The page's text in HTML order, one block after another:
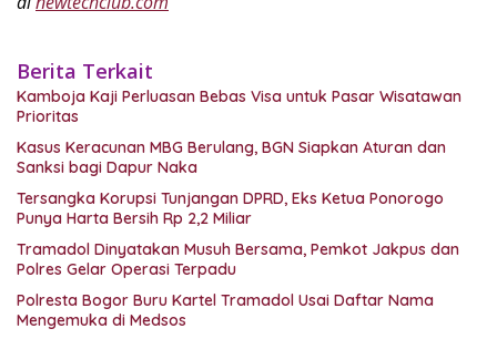
Berita Terkait
Kamboja Kaji Perluasan Bebas Visa untuk Pasar Wisatawan
Prioritas
Kasus Keracunan MBG Berulang, BGN Siapkan Aturan dan
Sanksi bagi Dapur Naka
Tersangka Korupsi Tunjangan DPRD, Eks Ketua Ponorogo
Punya Harta Bersih Rp 2,2 Miliar
Tramadol Dinyatakan Musuh Bersama, Pemkot Jakpus dan
Polres Gelar Operasi Terpadu
Polresta Bogor Buru Kartel Tramadol Usai Daftar Nama
Mengemuka di Medsos